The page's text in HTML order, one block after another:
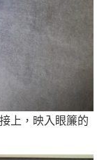
上，映入眼簾的